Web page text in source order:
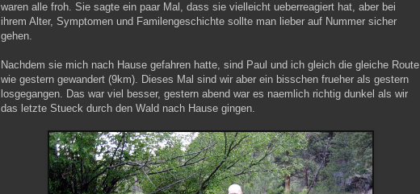
waren alle froh. Sie sagte ein paar Mal, dass sie vielleicht ueberreagiert hat, aber bei
ihrem Alter, Symptomen und Familengeschichte sollte man lieber auf Nummer sicher
gehen.
Nachdem sie mich nach Hause gefahren hatte, sind Paul und ich gleich die gleiche Route
wie gestern gewandert (9km). Dieses Mal sind wir aber ein bisschen frueher als gestern
losgegangen. Das war viel besser, gestern abend war es naemlich richtig dunkel als wir
das letzte Stueck durch den Wald nach Hause gingen.